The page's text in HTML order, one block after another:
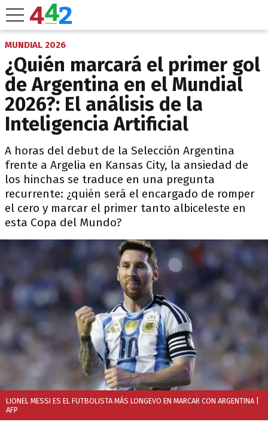
MUNDIAL 2026
¿Quién marcará el primer gol
de Argentina en el Mundial
2026?: El análisis de la
Inteligencia Artificial
A horas del debut de la Selección Argentina
frente a Argelia en Kansas City, la ansiedad de
los hinchas se traduce en una pregunta
recurrente: ¿quién será el encargado de romper
el cero y marcar el primer tanto albiceleste en
esta Copa del Mundo?
LIONEL MESSI ES EL FUTBOLISTA MÁS LONGEVO EN MARCAR CON ARGENTINA
AFP